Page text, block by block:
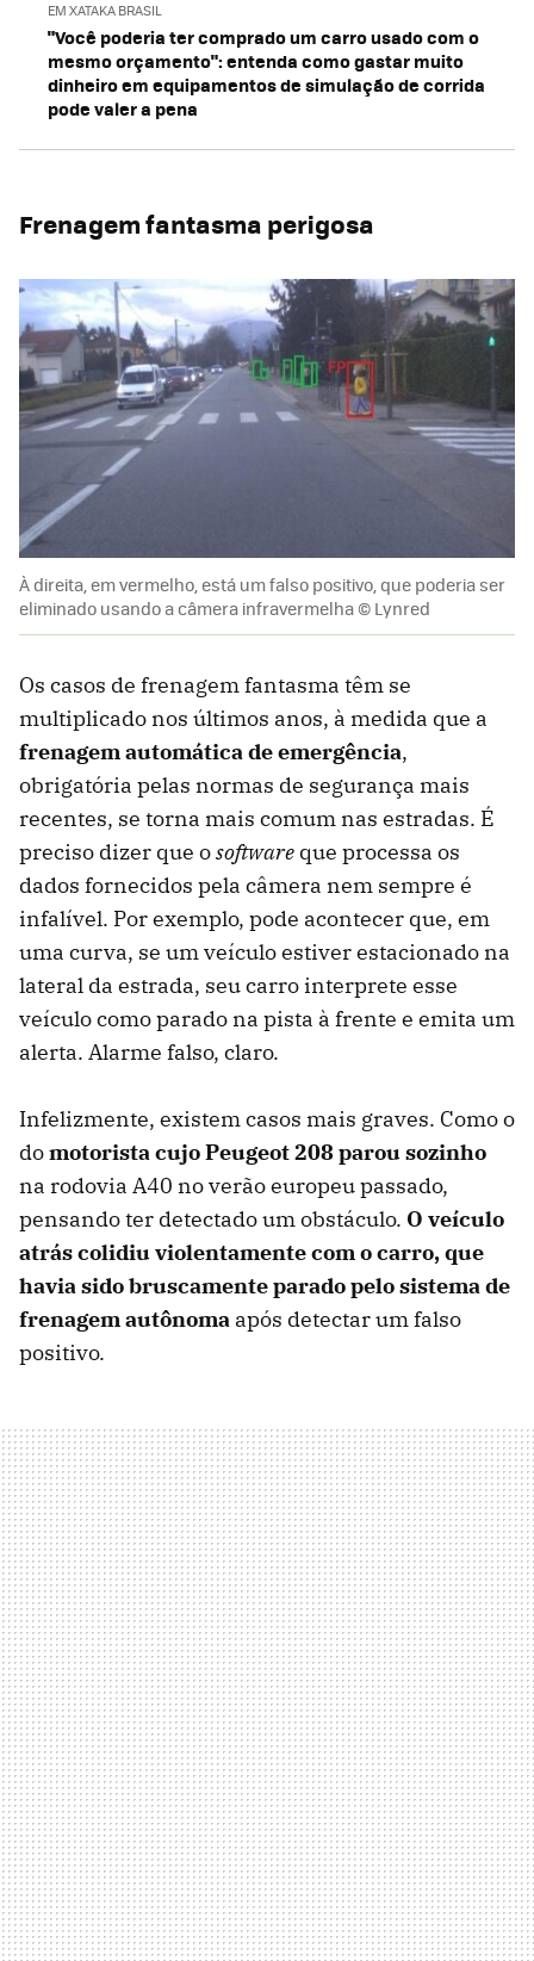
EM XATAKA BRASIL
"Você poderia ter comprado um carro usado com o
mesmo orçamento": entenda como gastar muito
dinheiro em equipamentos de simulação de corrida
pode valer a pena
Frenagem fantasma perigosa
À direita, em vermelho, está um falso positivo, que poderia ser
eliminado usando a câmera infravermelha © Lynred
Os casos de frenagem fantasma têm se
multiplicado nos últimos anos, à medida que a
frenagem automática de emergência,
obrigatória pelas normas de segurança mais
recentes, se torna mais comum nas estradas. É
preciso dizer que osoftware que processa os
dados fornecidos pela câmera nem sempre é
infalível. Por exemplo, pode acontecer que, em
uma curva, se um veículo estiver estacionado na
lateral da estrada, seu carro interprete esse
veículo como parado na pista à frente e emita um
alerta. Alarme falso, claro.
Infelizmente, existem casos mais graves. Como o
domotorista cujo Peugeot 208 parou sozinho
na rodovia A40 no verão europeu passado,
pensando ter detectado um obstáculo. O veículo
atrás colidiu violentamente com o carro, que
havia sido bruscamente parado pelo sistema de
frenagem autônoma após detectar um falso
positivo.